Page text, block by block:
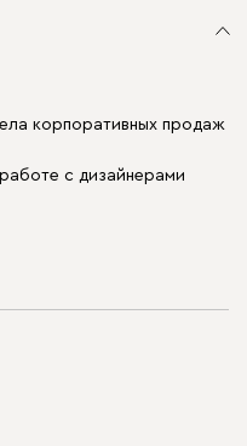
корпоративных продаж
с дизайнерами